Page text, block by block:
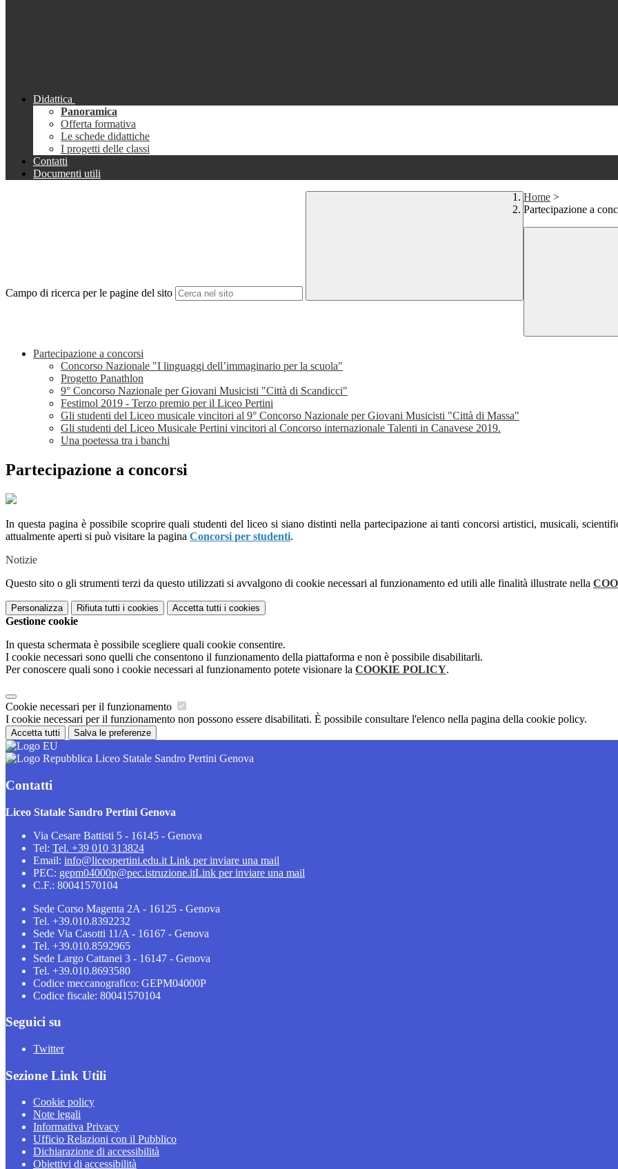
Didattica
Panoramica
Offerta formativa
Le schede didattiche
I progetti delle classi
Contatti
Documenti utili
Campo di ricerca per le pagine del sito
Home >
Partecipazione a
Partecipazione a concorsi
Concorso Nazionale "I linguaggi dell’immaginario per la scuola"
Progetto Panathlon
9° Concorso Nazionale per Giovani Musicisti "Città di Scandicci"
Festimol 2019 - Terzo premio per il Liceo Pertini
Gli studenti del Liceo musicale vincitori al 9° Concorso Nazionale per Giovani Musicisti "Città di Massa"
Gli studenti del Liceo Musicale Pertini vincitori al Concorso internazionale Talenti in Canavese 2019.
Una poetessa tra i banchi
Partecipazione a concorsi
In questa pagina è possibile scoprire quali studenti del liceo si siano distinti nella partecipazione ai tanti concorsi artistici, musicali,
attualmente aperti si può visitare la pagina Concorsi per studenti.
Notizie
Questo sito o gli strumenti terzi da questo utilizzati si avvalgono di cookie necessari al funzionamento ed utili alle finalità illustrate nella
Personalizza Rifiuta tutti i cookies Accetta tutti i cookies
Gestione cookie
In questa schermata è possibile scegliere quali cookie consentire.
I cookie necessari sono quelli che consentono il funzionamento della piattaforma e non è possibile disabilitarli.
Per conoscere quali sono i cookie necessari al funzionamento potete visionare la COOKIE POLICY.
Cookie necessari per il funzionamento
I cookie necessari per il funzionamento non possono essere disabilitati. È possibile consultare l'elenco nella pagina della cookie policy.
Accetta tutti Salva le preferenze
Liceo Statale Sandro Pertini Genova
Contatti
Liceo Statale Sandro Pertini Genova
Via Cesare Battisti 5 - 16145 - Genova
Tel: Tel. +39 010 313824
Email: info@liceopertini.edu.it Link per inviare una mail
PEC: gepm04000p@pec.istruzione.itLink per inviare una mail
C.F.: 80041570104
Sede Corso Magenta 2A - 16125 - Genova
Tel. +39.010.8392232
Sede Via Casotti 11/A - 16167 - Genova
Tel. +39.010.8592965
Sede Largo Cattanei 3 - 16147 - Genova
Tel. +39.010.8693580
Codice meccanografico: GEPM04000P
Codice fiscale: 80041570104
Seguici su
Twitter
Sezione Link Utili
Cookie policy
Note legali
Informativa Privacy
Ufficio Relazioni con il Pubblico
Dichiarazione di accessibilità
Obiettivi di accessibilità